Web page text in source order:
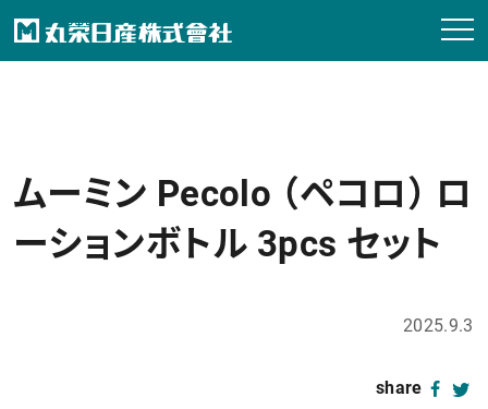
ムーミン Pecolo （ペコロ） ロ
ーションボトル 3pcs セット
2025.9.3
share